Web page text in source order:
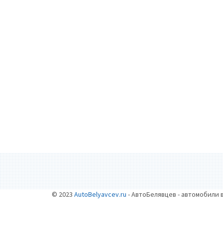
© 2023 AutoBelyavcev.ru - АвтоБелявцев - автомобили